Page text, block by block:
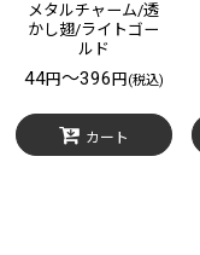
メタルチャーム/透
かし翅/ライトゴー
ルド
44円～396 円 (税込)
カート